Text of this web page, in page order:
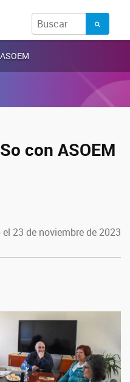
con ASOEM
23 de noviembre de 2023